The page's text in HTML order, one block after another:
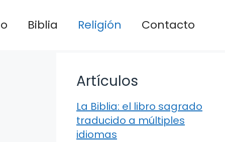
Biblia Religión Contacto
Artículos
La Biblia: el libro sagrado
traducido a múltiples
idiomas